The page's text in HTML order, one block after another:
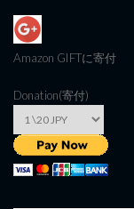
Amazon GIFTに寄付
Donation(寄付)